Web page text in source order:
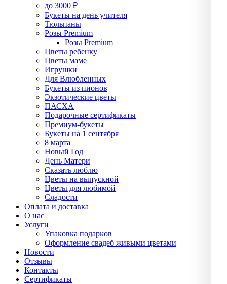
до 3000 ₽
Букеты на день учителя
Тюльпаны
Розы Premium
Розы Premium
Цветы ребенку
Цветы маме
Игрушки
Для Влюбленных
Букеты из пионов
Экзотические цветы
ПАСХА
Подарочные сертификаты
Премиум-букеты
Букеты на 1 сентября
8 марта
Новый Год
День Матери
Сказать люблю
Цветы на выпускной
Цветы для любимой
Сладости
Оплата и доставка
О нас
Услуги
Упаĸовĸа подарĸов
Оформление свадеб живыми цветами
Новости
Отзывы
Контакты
Сертификаты